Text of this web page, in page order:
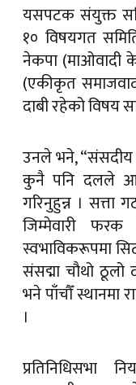
यसपटक संयुक्त
१० विषयगत
नेकपा (माओवादी
(एकीकृत
दाबी रहेको विषय
उनले भने, “संसदीय
कुनै पनि दलले
गरिनुहुन्न । सत्ता
जिम्मेवारी
स्वभाविकरूपमा सिट
संसद्मा चौथो ठूलो
भने पाँचौँ स्थानमा
।
प्रतिनिधिसभा